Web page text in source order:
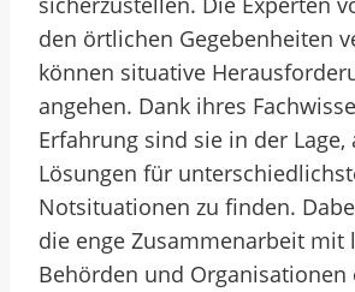
den örtlichen Gegebenheiten
können situative
angehen. Dank ihres
Erfahrung sind sie in der Lage,
Lösungen für
Notsituationen zu finden.
die enge Zusammenarbeit mit
Behörden und Organisationen